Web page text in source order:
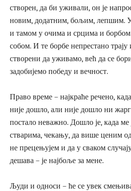
створен, да би уживали, он је
новим, додатним, бољим, лепшим. У
и тамом у очима и срцима и
собом. И те борбе непрестано трају
створени да уживамо, већ да се
задобијемо победу и вечност.
Право време – најкраће речено,
није дошло, али није дошло ни
постало неважно. Дошло је, када
стварима, чекању, да више ценим
не прецењујем и да у сваком
дешава – је најбоље за мене.
Људи и односи – ће се увек